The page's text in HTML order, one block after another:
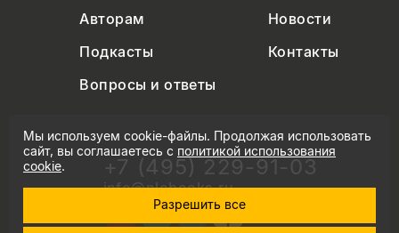
Авторам
Новости
Подкасты
Контакты
Вопросы и ответы
+7 (495) 229-91-03
info@nlobooks.ru
Мы используем cookie-файлы. Продолжая использовать
сайт, вы соглашаетесь с политикой использования
cookie.
Разрешить все